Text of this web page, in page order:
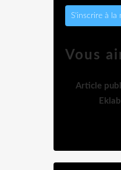
S'inscrire à la
Vous
Article